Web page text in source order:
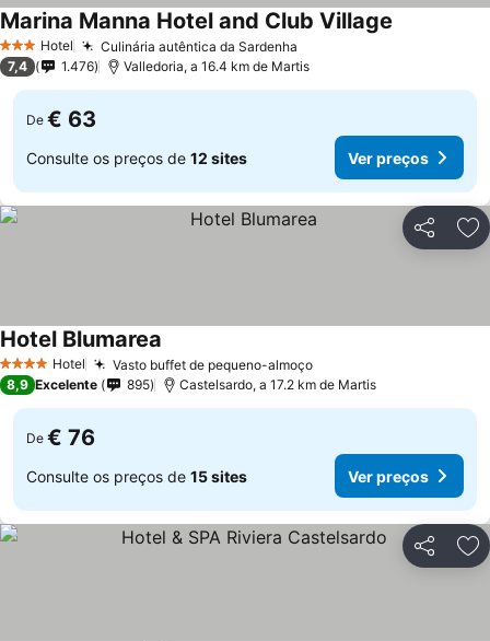
3 EstrelasHotel Culinária autêntica da Sardenha
Marina Manna Hotel and Club Village
7,4 1.476 Valledoria, a 16.4 km de Martis
De € 63
Consulte os preços de 12 sites Ver preços
Partilhar
4 EstrelasHotel Vasto buffet de pequeno-almoço
Hotel Blumarea
8,9 Excelente 895 Castelsardo, a 17.2 km de Martis
De € 76
Consulte os preços de 15 sites Ver preços
Partilhar